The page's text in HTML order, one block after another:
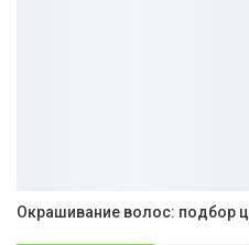
Окрашивание волос: подбор